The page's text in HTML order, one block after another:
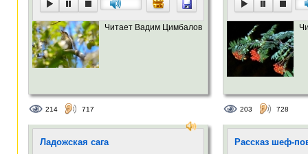
Читает Вадим Цимбалов
214 717 203 728
Ладожская сага Рассказ шеф-